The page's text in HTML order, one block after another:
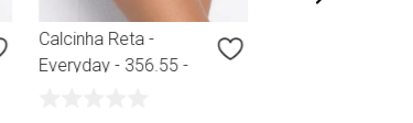
Calcinha Reta -
Everyday - 356.55 -